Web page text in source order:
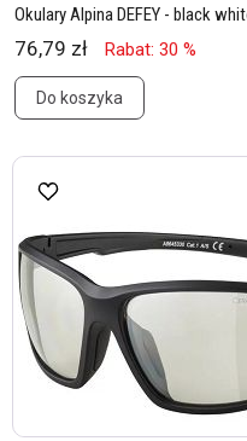
Okulary Alpina DEFEY - black
76,79 zł Rabat: 30 %
Do koszyka